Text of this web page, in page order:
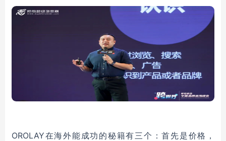
OROLAY在海外能成功的秘籍有三个：首先是价格，